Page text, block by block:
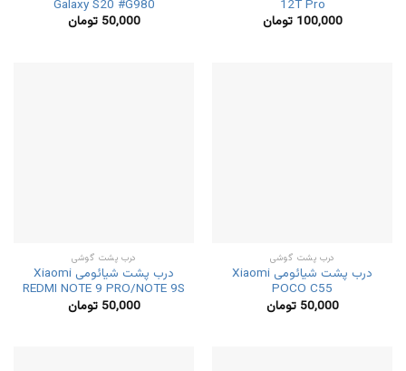
12T Pro
100,000 تومان
Galaxy S20 #G980
50,000 تومان
درب پشت گوشی
درب پشت شیائومی Xiaomi
POCO C55
50,000 تومان
درب پشت گوشی
درب پشت شیائومی Xiaomi
REDMI NOTE 9 PRO/NOTE 9S
50,000 تومان